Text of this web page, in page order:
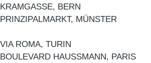
KRAMGASSE, BERN
PRINZIPALMARKT, MÜNSTER
VIA ROMA, TURIN
BOULEVARD HAUSSMANN, PARIS